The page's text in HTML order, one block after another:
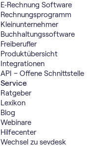
E‑Rechnung Software
Rechnungs­programm
Kleinunternehmer
Buch­haltungs­software
Freiberufler
Produktübersicht
Integrationen
API – Offene Schnittstelle
Service
Ratgeber
Lexikon
Blog
Webinare
Hilfecenter
Wechsel zu sevdesk